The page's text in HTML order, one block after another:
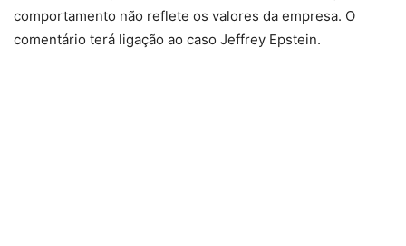
comportamento não reflete os valores da empresa. O
comentário terá ligação ao caso Jeffrey Epstein.